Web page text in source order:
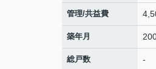
管理/共益費
築年月
総戸数 -